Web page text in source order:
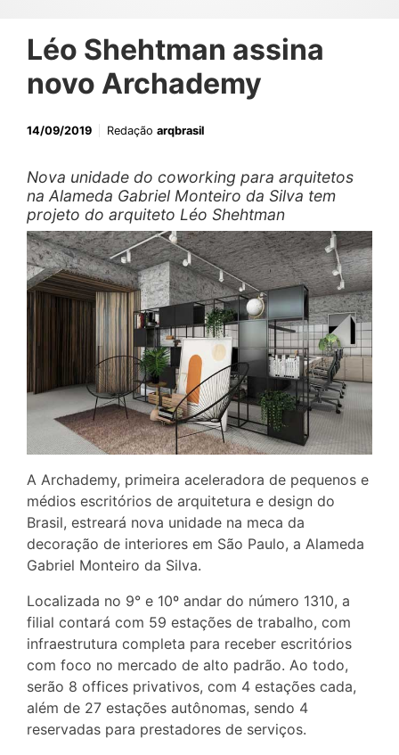
Léo Shehtman assina
novo Archademy
14/09/2019 Redação arqbrasil
Nova unidade do coworking para arquitetos
na Alameda Gabriel Monteiro da Silva tem
projeto do arquiteto Léo Shehtman
A Archademy, primeira aceleradora de pequenos e
médios escritórios de arquitetura e design do
Brasil, estreará nova unidade na meca da
decoração de interiores em São Paulo, a Alameda
Gabriel Monteiro da Silva.
Localizada no 9° e 10º andar do número 1310, a
filial contará com 59 estações de trabalho, com
infraestrutura completa para receber escritórios
com foco no mercado de alto padrão. Ao todo,
serão 8 offices privativos, com 4 estações cada,
além de 27 estações autônomas, sendo 4
reservadas para prestadores de serviços.